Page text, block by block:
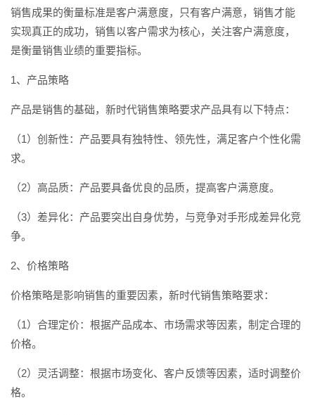
销售成果的衡量标准是客户满意度，只有客户满意，销售才能
实现真正的成功，销售以客户需求为核心，关注客户满意度，
是衡量销售业绩的重要指标。
1、产品策略
产品是销售的基础，新时代销售策略要求产品具有以下特点：
（1）创新性：产品要具有独特性、领先性，满足客户个性化需
求。
（2）高品质：产品要具备优良的品质，提高客户满意度。
（3）差异化：产品要突出自身优势，与竞争对手形成差异化竞
争。
2、价格策略
价格策略是影响销售的重要因素，新时代销售策略要求：
（1）合理定价：根据产品成本、市场需求等因素，制定合理的
价格。
（2）灵活调整：根据市场变化、客户反馈等因素，适时调整价
格。